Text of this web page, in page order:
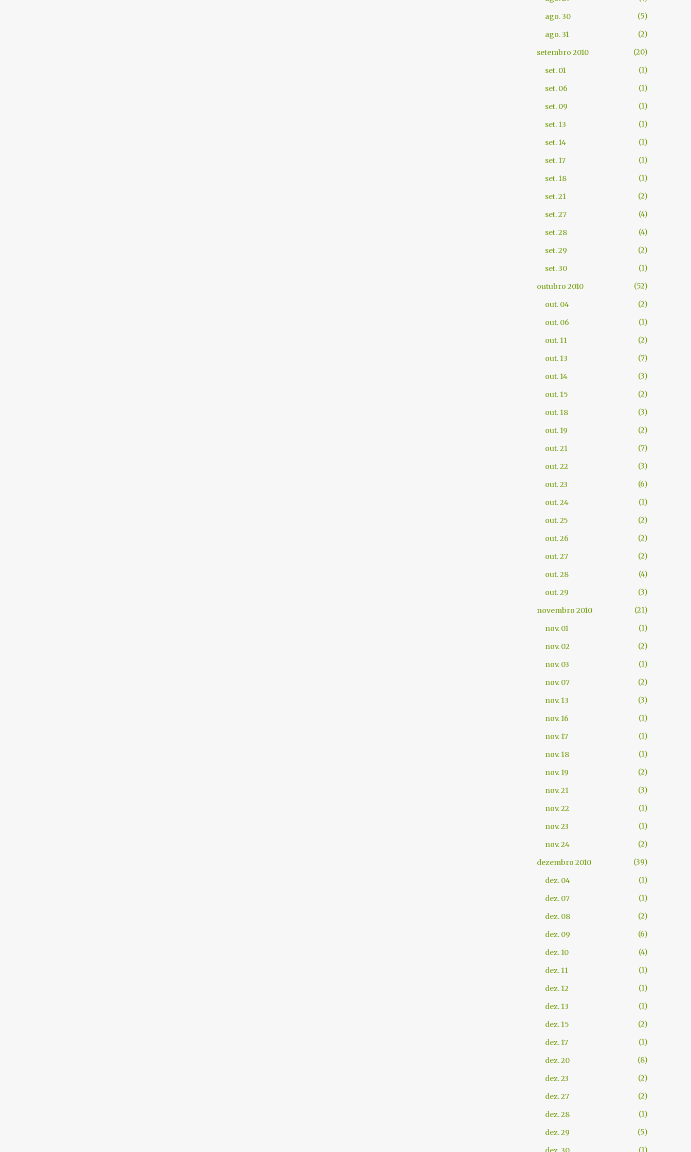
ago. 30
5
ago. 31
2
setembro 2010
20
set. 01
1
set. 06
1
set. 09
1
set. 13
1
set. 14
1
set. 17
1
set. 18
1
set. 21
2
set. 27
4
set. 28
4
set. 29
2
set. 30
1
outubro 2010
52
out. 04
2
out. 06
1
out. 11
2
out. 13
7
out. 14
3
out. 15
2
out. 18
3
out. 19
2
out. 21
7
out. 22
3
out. 23
6
out. 24
1
out. 25
2
out. 26
2
out. 27
2
out. 28
4
out. 29
3
novembro 2010
21
nov. 01
1
nov. 02
2
nov. 03
1
nov. 07
2
nov. 13
3
nov. 16
1
nov. 17
1
nov. 18
1
nov. 19
2
nov. 21
3
nov. 22
1
nov. 23
1
nov. 24
2
dezembro 2010
39
dez. 04
1
dez. 07
1
dez. 08
2
dez. 09
6
dez. 10
4
dez. 11
1
dez. 12
1
dez. 13
1
dez. 15
2
dez. 17
1
dez. 20
8
dez. 23
2
dez. 27
2
dez. 28
1
dez. 29
5
1